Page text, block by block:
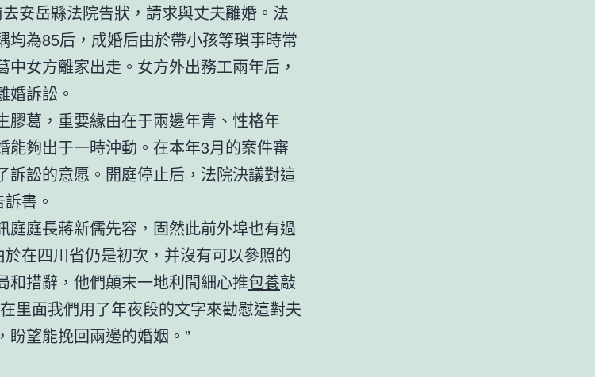
安岳縣法院告狀，請求與丈夫離婚。法
均為85后，成婚后由於帶小孩等瑣事時常
女方離家出走。女方外出務工兩年后，
婚訴訟。
膠葛，重要緣由在于兩邊年青、性格年
能夠出于一時沖動。在本年3月的案件審
訴訟的意愿。開庭停止后，法院決議對這
書。
庭庭長蔣新儒先容，固然此前外埠也有過
於在四川省仍是初次，并沒有可以參照的
和措辭，他們顛末一地利間細心推包養敲
里面我們用了年夜段的文字來勸慰這對夫
盼望能挽回兩邊的婚姻。”